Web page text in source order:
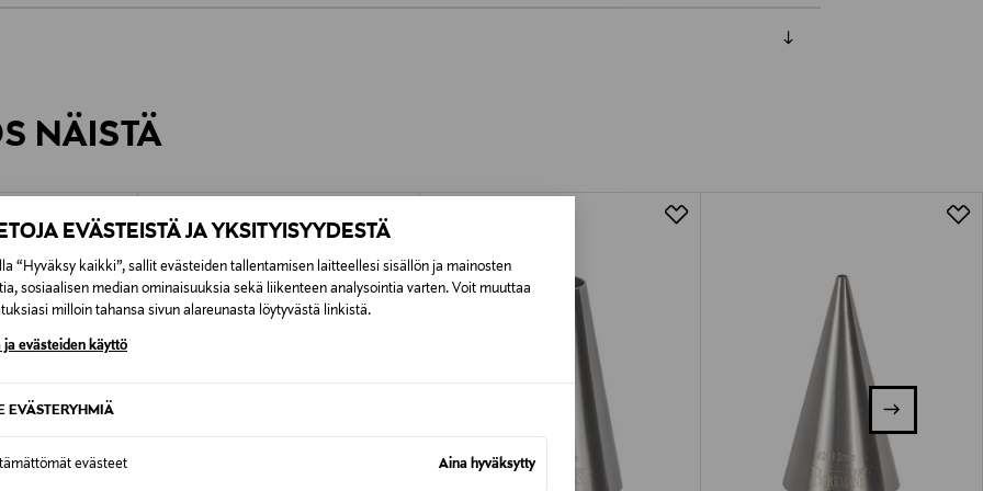
EVÄSTEISTÄ JA YKSITYISYYDESTÄ
“Hyväksy kaikki”, sallit evästeiden tallentamisen laitteellesi sisällön ja mainosten
sosiaalisen median ominaisuuksia sekä liikenteen analysointia varten. Voit muuttaa
milloin tahansa sivun alareunasta löytyvästä linkistä.
ja evästeiden käyttö
EVÄSTERYHMIÄ
evästeet Aina hyväksytty
Alk. 6,90 €, kun toimitus on saatavilla valittuun osoitteeseen.
NÄISTÄ